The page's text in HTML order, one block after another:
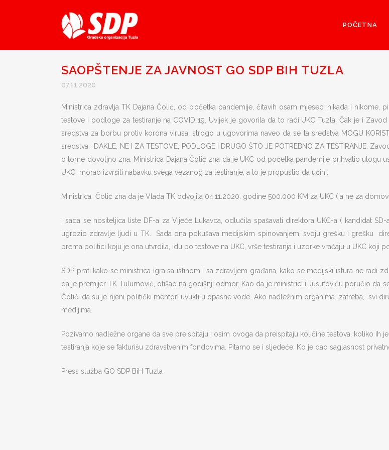
POČETNA
SAOPŠTENJE ZA JAVNOST GO SDP BIH TUZLA
07.11.2020
Ministrica zdravlja TK Dajana Čolić, od početka pandemije, čitavih osam mjeseci nikada i
testove i podloge za testiranje na COVID 19. Uvijek je govorila da to radi UKC Tuzla. Čak je i
sredstva za borbu protiv korona virusa, strogo u ugovorima naveo da se ta sredstva MOGU
sredstva. DAKLE, NE I ZA TESTOVE, PODLOGE I DRUGO ŠTO JE POTREBNO ZA TESTIRANJE.
o tome dovoljno zna. Ministrica Dajana Čolić zna da je UKC od početka pandemije prihvatio ulogu
UKC morao izvršiti nabavku svega vezanog za testiranje, a to je propustio da učini.
Ministrica Čolić zna da je Vlada TK odvojila 04.11.2020. godine 500.000 KM za UKC ( a ne za
I sada se nositeljica liste DF-a za Vijeće Lukavca, odlučila spašavati direktora UKC-a ( kandidat
ugrozio zdravlje ljudi u TK. Sada ona pokušava medijskim spinovanjem, svoju grešku i grešku
prema politici koju je ona utvrdila, idu po testove na UKC, vrše testiranja i uzorke vraćaju u UKC koji
SDP prati kako se ministrica igra sa istinom i sa zdravljem građana, kako se medijski istura ne radi
da je premijer TK Tulumović, otišao na godišnji odmor. Kao da je ministrici i Jusufoviću poručio da
Čolić, da su je njeni politički mentori uvukli u opasne vode. Ako nadležnim organima zatreba, svi
medijima.
Pozivamo nadležne organe da sve preispitaju i osim ovoga da preispitaju količine testova, koliko ih
testiranja koje se fakturišu zdravstvenim fondovima. Pitamo se i sljedeće: Ko je dao saglasnost
Press služba GO SDP BiH Tuzla